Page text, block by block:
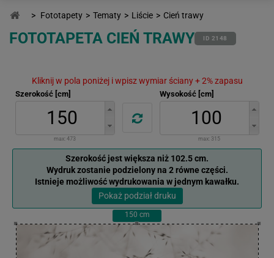
> Fototapety > Tematy > Liście > Cień trawy
FOTOTAPETA CIEŃ TRAWY ID 2148
Kliknij w pola poniżej i wpisz wymiar ściany + 2% zapasu
Szerokość [cm]
max: 473
Wysokość [cm]
max: 315
Szerokość jest większa niż 102.5 cm.
Wydruk zostanie podzielony na 2 równe części.
Istnieje możliwość wydrukowania w jednym kawałku.
Pokaż podział druku
150 cm